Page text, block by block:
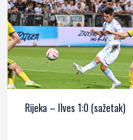
Rijeka – Ilves 1:0 (sažetak)